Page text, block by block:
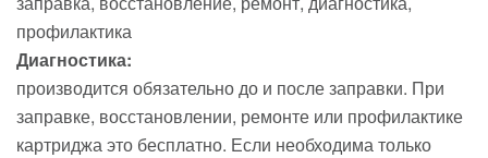
профилактика
Диагностика:
производится обязательно до и после заправки. При
заправке, восстановлении, ремонте или профилактике
картриджа это бесплатно. Если необходима только